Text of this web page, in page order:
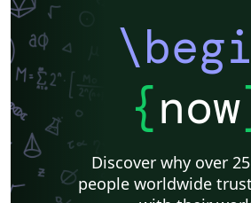
{now
Discover why over
people worldwide